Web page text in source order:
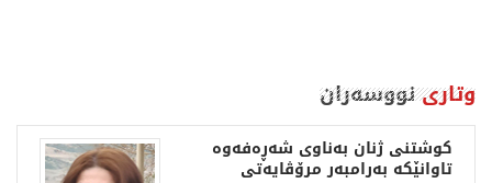
وتارینووسەران
کوشتنی ژنان بەناوی شەڕەفەوە
تاوانێکە بەرامبەر مرۆڤایەتی